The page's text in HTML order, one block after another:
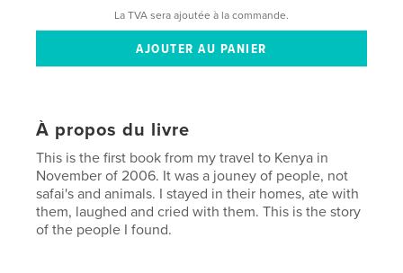
La TVA sera ajoutée à la commande.
À propos du livre
This is the first book from my travel to Kenya in
November of 2006. It was a jouney of people, not
safai's and animals. I stayed in their homes, ate with
them, laughed and cried with them. This is the story
of the people I found.